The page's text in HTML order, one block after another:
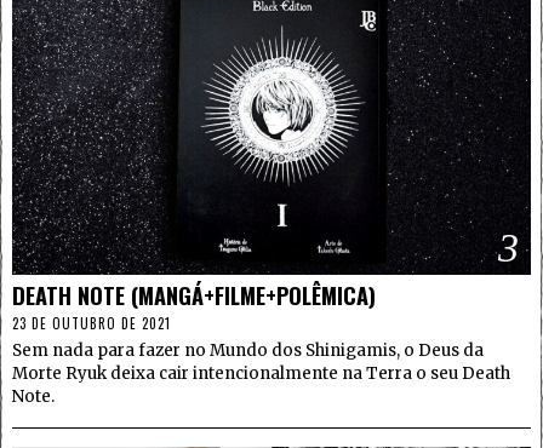
3
DEATH NOTE (MANGÁ+FILME+POLÊMICA)
23 DE OUTUBRO DE 2021
Sem nada para fazer no Mundo dos Shinigamis, o Deus da
Morte Ryuk deixa cair intencionalmente na Terra o seu Death
Note.